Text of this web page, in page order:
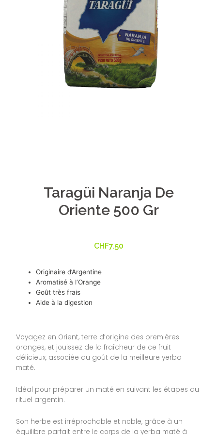
Taragüi Naranja De
Oriente 500 Gr
CHF7.50
Originaire d’Argentine
Aromatisé à l’Orange
Goût très frais
Aide à la digestion
Voyagez en Orient, terre d’origine des premières
oranges, et jouissez de la fraîcheur de ce fruit
délicieux, associée au goût de la meilleure yerba
maté.
Idéal pour préparer un maté en suivant les étapes du
rituel argentin.
Son herbe est irréprochable et noble, grâce à un
équilibre parfait entre le corps de la yerba maté à